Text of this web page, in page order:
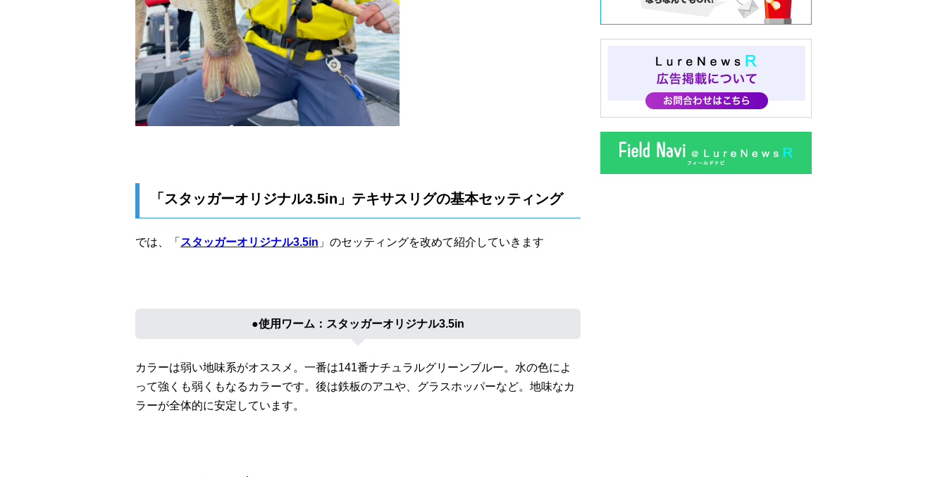
「スタッガーオリジナル3.5in」テキサスリグの基本セッティング
では、「 スタッガーオリジナル3.5in 」のセッティングを改めて紹介していきます
●使用ワーム：スタッガーオリジナル3.5in
カラーは弱い地味系がオススメ。一番は141番ナチュラルグリーンブルー。水の色によ
って強くも弱くもなるカラーです。後は鉄板のアユや、グラスホッパーなど。地味なカ
ラーが全体的に安定しています。